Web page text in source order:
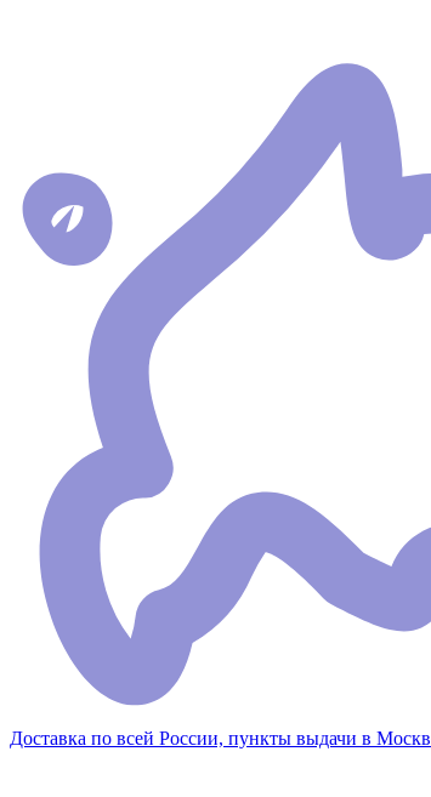
Доставка по всей России, пункты выдачи в